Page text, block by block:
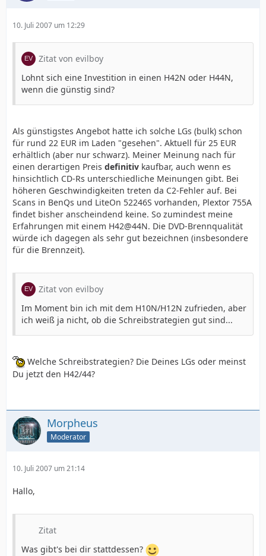
10. Juli 2007 um 12:29
Zitat von evilboy
Lohnt sich eine Investition in einen H42N oder H44N,
wenn die günstig sind?
Als günstigstes Angebot hatte ich solche LGs (bulk) schon
für rund 22 EUR im Laden "gesehen". Aktuell für 25 EUR
erhältlich (aber nur schwarz). Meiner Meinung nach für
einen derartigen Preis definitiv kaufbar, auch wenn es
hinsichtlich CD-Rs unterschiedliche Meinungen gibt. Bei
höheren Geschwindigkeiten treten da C2-Fehler auf. Bei
Scans in BenQs und LiteOn 52246S vorhanden, Plextor 755A
findet bisher anscheindend keine. So zumindest meine
Erfahrungen mit einem H42@44N. Die DVD-Brennqualität
würde ich dagegen als sehr gut bezeichnen (insbesondere
für die Brennzeit).
Zitat von evilboy
Im Moment bin ich mit dem H10N/H12N zufrieden, aber
ich weiß ja nicht, ob die Schreibstrategien gut sind...
Welche Schreibstrategien? Die Deines LGs oder meinst
Du jetzt den H42/44?
Morpheus
Moderator
10. Juli 2007 um 21:14
Hallo,
Zitat
Was gibt's bei dir stattdessen?